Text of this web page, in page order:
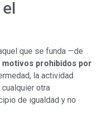
que se funda —de
motivos prohibidos por
la actividad
otra
de igualdad y no